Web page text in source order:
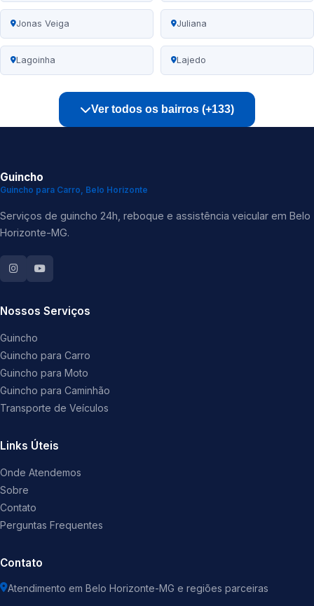
Jonas Veiga Juliana
Lagoinha Lajedo
Ver todos os bairros (+133)
Guincho
Guincho para Carro, Belo Horizonte
Serviços de guincho 24h, reboque e assistência veicular em Belo
Horizonte-MG.
Nossos Serviços
Guincho
Guincho para Carro
Guincho para Moto
Guincho para Caminhão
Transporte de Veículos
Links Úteis
Onde Atendemos
Sobre
Contato
Perguntas Frequentes
Contato
Atendimento em Belo Horizonte-MG e regiões parceiras